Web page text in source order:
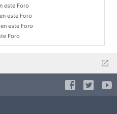
este Foro
este Foro
este Foro
Foro